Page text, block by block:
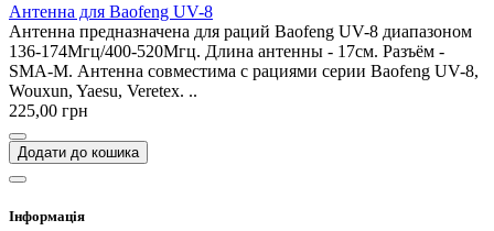
Антенна для Baofeng UV-8
Антенна предназначена для раций Baofeng UV-8 диапазоном
136-174Мгц/400-520Мгц. Длина антенны - 17см. Разъём -
SMA-M. Антенна совместима с рациями серии Baofeng UV-8,
Wouxun, Yaesu, Veretex. ..
225,00 грн
Додати до кошика
Інформація